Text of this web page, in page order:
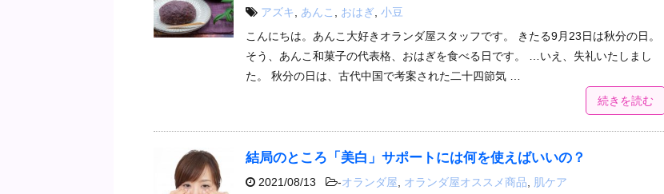
アズキ, あんこ , おはぎ, 小豆
こんにちは。あんこ大好きオランダ屋スタッフです。 きたる9月23日は秋分の日。
そう、あんこ和菓子の代表格、おはぎを食べる日です。 …いえ、失礼いたしまし
た。 秋分の日は、古代中国で考案された二十四節気 …
続きを読む
結局のところ「美白」サポートには何を使えばいいの？
2021/08/13 -オランダ屋 オランダ屋オススメ商品
肌ケア